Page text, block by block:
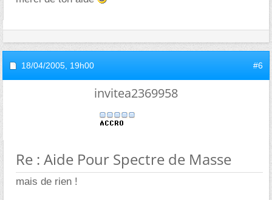
18/04/2005, 19h00 #6
invitea2369958
Re : Aide Pour Spectre de Masse
mais de rien !